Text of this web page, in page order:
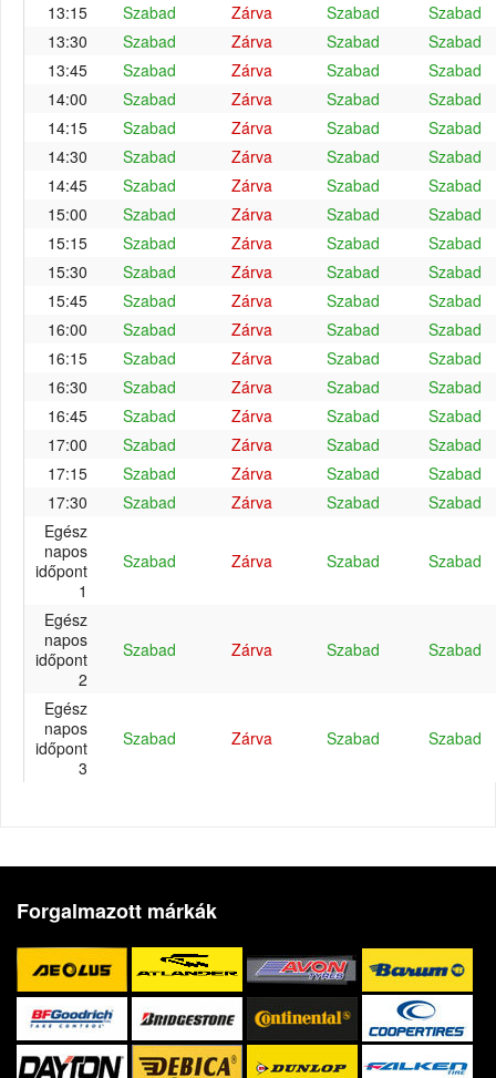
13:15
Szabad Zárva Szabad
Szabad
13:30
Szabad Zárva Szabad
Szabad
13:45
Szabad Zárva Szabad
Szabad
14:00
Szabad Zárva Szabad
Szabad
14:15
Szabad Zárva Szabad
Szabad
14:30
Szabad Zárva Szabad
Szabad
14:45
Szabad Zárva Szabad
Szabad
15:00
Szabad Zárva Szabad
Szabad
15:15
Szabad Zárva Szabad
Szabad
15:30
Szabad Zárva Szabad
Szabad
15:45
Szabad Zárva Szabad
Szabad
16:00
Szabad Zárva Szabad
Szabad
16:15
Szabad Zárva Szabad
Szabad
16:30
Szabad Zárva Szabad
Szabad
16:45
Szabad Zárva Szabad
Szabad
17:00
Szabad Zárva Szabad
Szabad
17:15
Szabad Zárva Szabad
Szabad
17:30
Szabad Zárva Szabad
Szabad
Egész
napos
időpont
1
Szabad Zárva Szabad Szabad
Egész
napos
időpont
2
Szabad Zárva Szabad Szabad
Egész
napos
időpont
3
Szabad Zárva Szabad Szabad
Forgalmazott márkák